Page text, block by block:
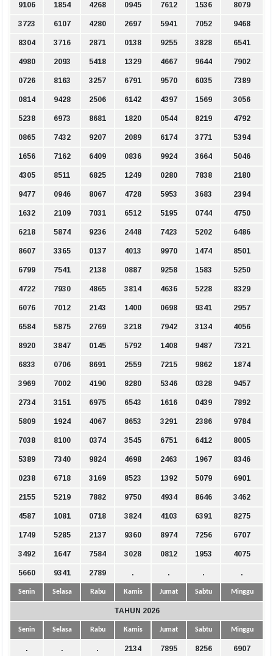
9106 1854 4268 0945 7612 1536 8079
3723 6107 4280 2697 5941 7052 9468
8304 3716 2871 0138 9255 3828 6541
4980 2093 5418 1329 4667 9644 7902
0726 8163 3257 6791 9570 6035 7389
0814 9428 2506 6142 4397 1569 3056
5238 6973 8681 1820 0544 8219 4792
0865 7432 9207 2089 6174 3771 5394
1656 7162 6409 0836 9924 3664 5046
4305 8511 6825 1249 0280 7838 2180
9477 0946 8067 4728 5953 3683 2394
1632 2109 7031 6512 5195 0744 4750
6218 5874 9236 2448 7423 5202 6486
8607 3365 0137 4013 9970 1474 8501
6799 7541 2138 0887 9258 1583 5250
4722 7930 4865 3814 4636 5228 8329
6076 7012 2143 1400 0698 9341 2957
6584 5875 2769 3218 7942 3134 4056
8920 3847 0145 5792 1408 9487 7321
6833 0706 8691 2559 7215 9862 1874
3969 7002 4190 8280 5346 0328 9457
2734 3151 6975 6543 1616 0439 7892
5809 1924 4067 8653 3291 2386 9784
7038 8100 0374 3545 6751 6412 8005
5389 7340 9824 4698 2463 1967 8346
0238 6718 3169 8523 1392 5079 6901
2155 5219 7882 9750 4934 8646 3462
4587 1081 0718 3824 4103 6391 8275
1749 5285 2137 9360 8974 7256 6707
3492 1647 7584 3028 0812 1953 4075
5660 9341 2789 . . . .
Senin Selasa Rabu Kamis Jumat Sabtu Minggu
TAHUN 2026
Senin Selasa Rabu Kamis Jumat Sabtu Minggu
. . . 2134 7895 8256 6907